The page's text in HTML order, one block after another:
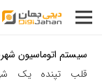
سیستم اتوماسیون
قلب تپنده یک